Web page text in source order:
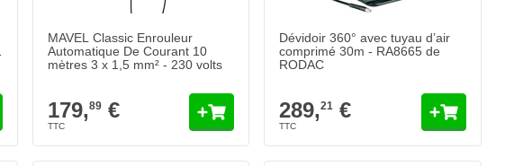
MAVEL Classic Enrouleur
Automatique De Courant 10
mètres 3 x 1,5 mm² - 230 volts
179,89€
Dévidoir 360° avec tuyau d’air
comprimé 30m - RA8665 de
RODAC
289,21 €